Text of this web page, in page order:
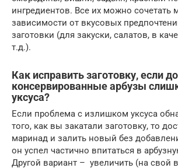
ингредиентов. Все их можно сочетать
зависимости от вкусовых
заготовки (для закуски, салатов, в
т.д.).
Как исправить заготовку, если
консервированные арбузы
уксуса?
Если проблема с излишком уксуса
того, как вы закатали заготовку, то
маринад и залить новый без
он успел частично впитаться в
Другой вариант – увеличить (на свой